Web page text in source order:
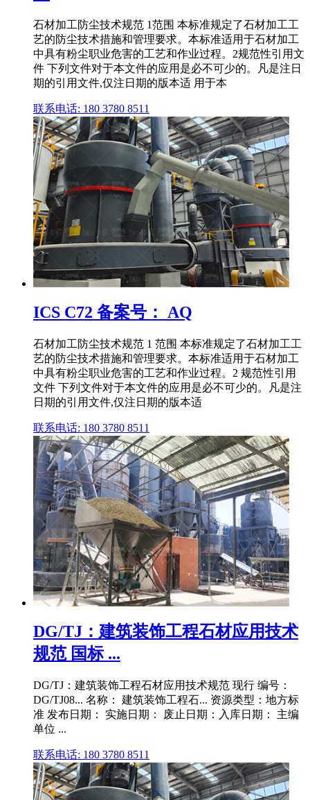
石材加工防尘技术规范 1范围 本标准规定了石材加工工
艺的防尘技术措施和管理要求。本标准适用于石材加工
中具有粉尘职业危害的工艺和作业过程。2规范性引用文
件 下列文件对于本文件的应用是必不可少的。凡是注日
期的引用文件,仅注日期的版本适 用于本
联系电话: 180 3780 8511
ICS C72 备案号： AQ
石材加工防尘技术规范 1 范围 本标准规定了石材加工工
艺的防尘技术措施和管理要求。本标准适用于石材加工
中具有粉尘职业危害的工艺和作业过程。2 规范性引用
文件 下列文件对于本文件的应用是必不可少的。凡是注
日期的引用文件,仅注日期的版本适
联系电话: 180 3780 8511
DG/TJ：建筑装饰工程石材应用技术
规范 国标 ...
DG/TJ：建筑装饰工程石材应用技术规范 现行 编号：
DG/TJ08... 名称： 建筑装饰工程石... 资源类型：地方标
准 发布日期： 实施日期： 废止日期：入库日期： 主编
单位 ...
联系电话: 180 3780 8511